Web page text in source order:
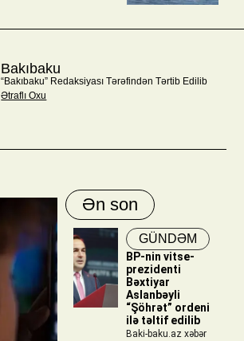
Bakıbaku
“Bakıbaku” Redaksiyası Tərəfindən Tərtib Edilib
Ətraflı Oxu
Ən son
GÜNDƏM
BP-nin vitse-
prezidenti
Bəxtiyar
Aslanbəyli
“Şöhrət” ordeni
ilə təltif edilib
Baki-baku.az xəbər